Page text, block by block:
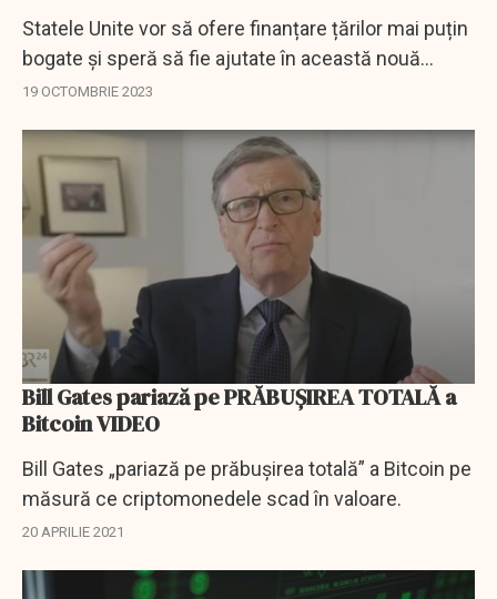
Statele Unite vor să ofere finanțare țărilor mai puțin
bogate și speră să fie ajutate în această nouă
misiune de G7 și Banca Mondială în cadrul
19 OCTOMBRIE 2023
Bill Gates pariază pe PRĂBUȘIREA TOTALĂ a
Bitcoin VIDEO
Bill Gates „pariază pe prăbușirea totală” a Bitcoin pe
măsură ce criptomonedele scad în valoare.
20 APRILIE 2021